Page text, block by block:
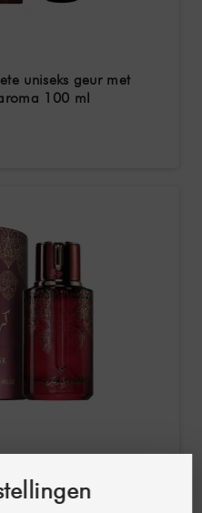
uniseks geur met
100 ml
/ Poederachtige,